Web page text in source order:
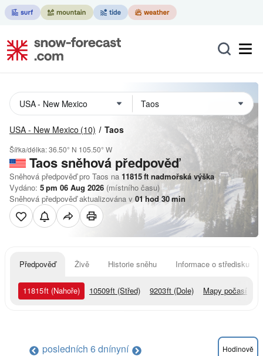
USA - New Mexico (10) Taos
Šířka/délka:36.50° N 105.50° W
Taossněhová předpověď
Sněhová předpověď pro Taos na 11815ft nadmořská výška
Vydáno: 5 pm 06 Aug 2026 (místního času)
Sněhová předpověď aktualizována v 01hod30min
Předpověď Živě Historie sněhu Informace o středisku
11815ft (Nahoře) 10509ft (Střed) 9203ft (Dole) Mapy počasí
posledních 6 dnínyní Hodinově